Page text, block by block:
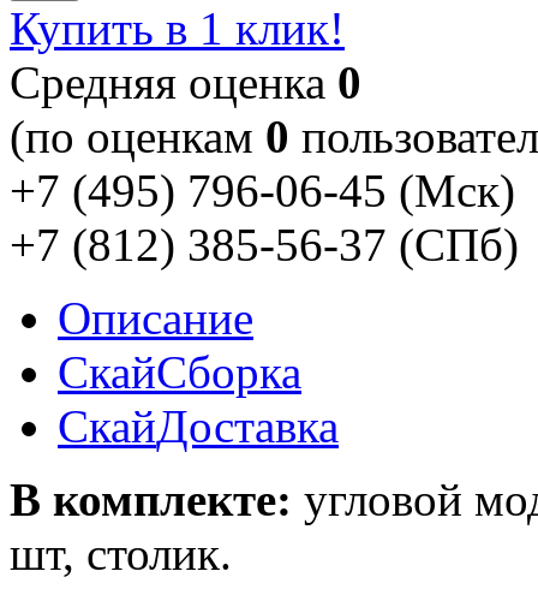
Купить в 1 клик!
Cредняя оценка 0
(по оценкам 0
+7 (495) 796-06-45 (Мск)
+7 (812) 385-56-37 (СПб)
Описание
СкайСборка
СкайДоставка
В комплекте: угловой
шт, столик.